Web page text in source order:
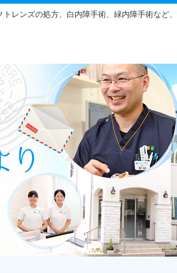
レンズの処方、白内障手術、緑内障手術など